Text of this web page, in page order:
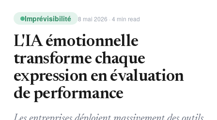
Imprévisibilité 8 mai 2026 · 4 min read
L'IA émotionnelle
transforme chaque
expression en évaluation
de performance